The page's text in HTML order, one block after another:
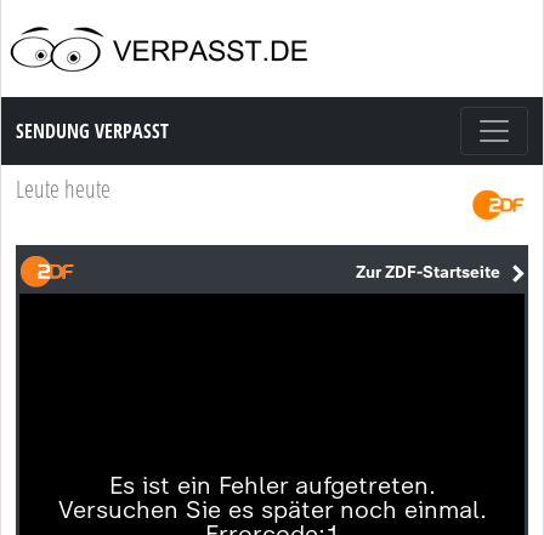
Sendung Verpasst
SENDUNG VERPASST
Leute heute